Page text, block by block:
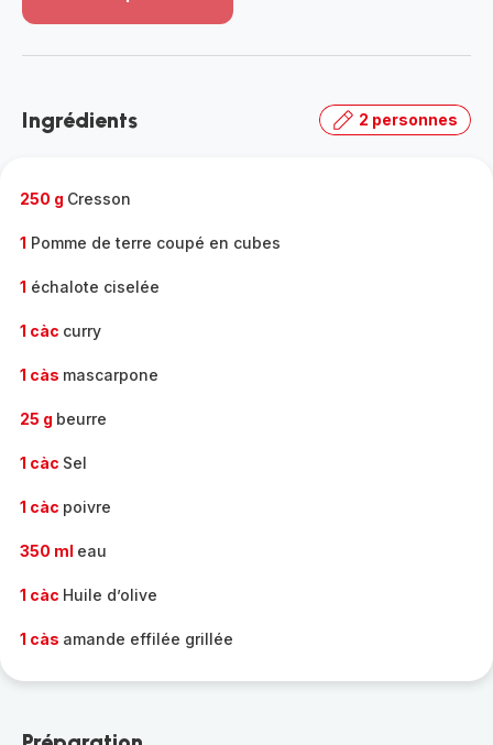
-
gamme
Ingrédients 2 personnes
250 g Cresson
1 Pomme de terre coupé en cubes
1 échalote ciselée
1 càc curry
1 càs mascarpone
25 g beurre
1 càc Sel
1 càc poivre
350 ml eau
1 càc Huile d’olive
1 càs amande effilée grillée